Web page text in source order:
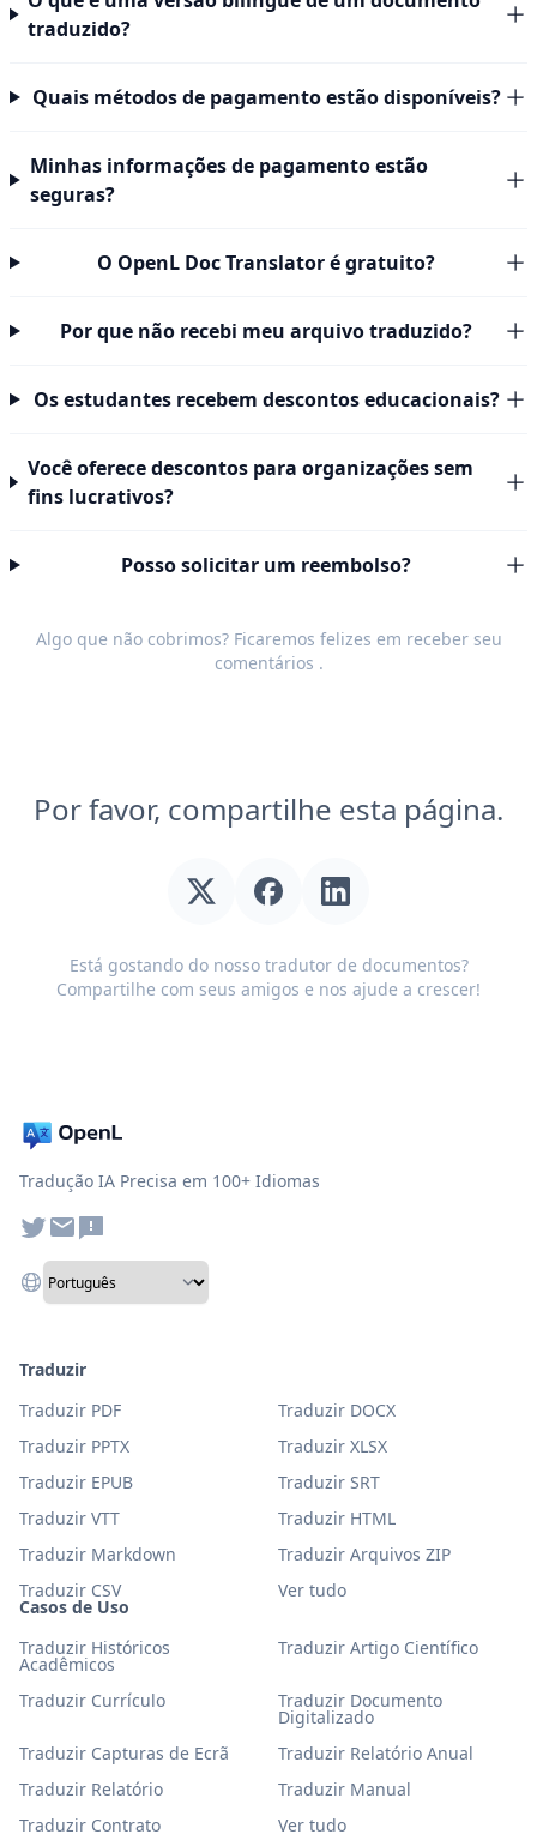
traduzido?
Quais métodos de pagamento estão disponíveis?
Minhas informações de pagamento estão
seguras?
O OpenL Doc Translator é gratuito?
Por que não recebi meu arquivo traduzido?
Os estudantes recebem descontos educacionais?
Você oferece descontos para organizações sem
fins lucrativos?
Posso solicitar um reembolso?
Algo que não cobrimos? Ficaremos felizes em receber seu
comentários .
Por favor, compartilhe esta página.
Está gostando do nosso tradutor de documentos?
Compartilhe com seus amigos e nos ajude a crescer!
Tradução IA Precisa em 100+ Idiomas
Casos de Uso
Traduzir Históricos
Acadêmicos
Traduzir Artigo Científico
Traduzir Currículo Traduzir Documento
Digitalizado
Traduzir Capturas de Ecrã
Traduzir Relatório Anual
Traduzir Relatório
Traduzir Manual
Traduzir Contrato
Ver tudo
Traduzir
Traduzir PDF
Traduzir DOCX
Traduzir PPTX
Traduzir XLSX
Traduzir EPUB
Traduzir SRT
Traduzir VTT
Traduzir HTML
Traduzir Markdown
Traduzir Arquivos ZIP
Traduzir CSV
Ver tudo